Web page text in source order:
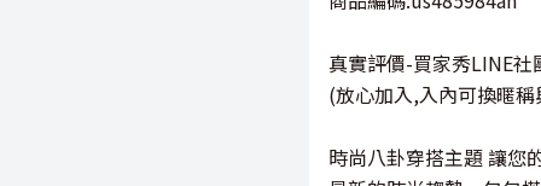
真實評價-買家秀LINE社
(放心加入,入內可換暱
時尚八卦穿搭主題 讓您